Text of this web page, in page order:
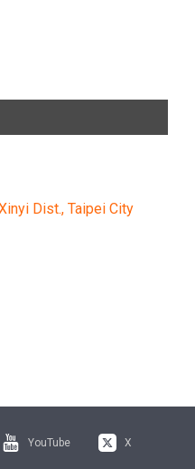
Dist., Taipei City
YouTube X